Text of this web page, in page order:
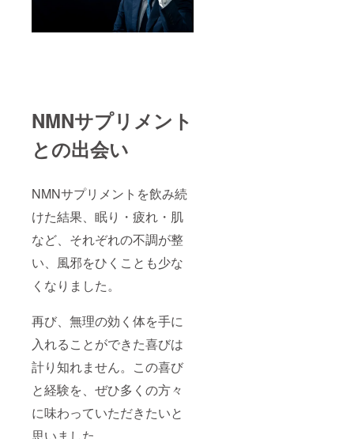
NMNサプリメント
との出会い
NMNサプリメントを飲み続
けた結果、眠り・疲れ・肌
など、それぞれの不調が整
い、風邪をひくことも少な
くなりました。
再び、無理の効く体を手に
入れることができた喜びは
計り知れません。この喜び
と経験を、ぜひ多くの方々
に味わっていただきたいと